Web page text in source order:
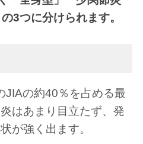
3つに分けられます。
JIAの約40％を占める最
はあまり目立たず、発
が強く出ます。